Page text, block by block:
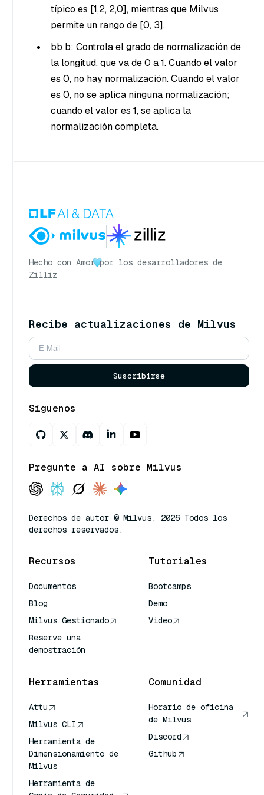
típico es [1,2, 2,0], mientras que Milvus
permite un rango de [0, 3].
bb b: Controla el grado de normalización de
la longitud, que va de 0 a 1. Cuando el valor
es 0, no hay normalización. Cuando el valor
es 0, no se aplica ninguna normalización;
cuando el valor es 1, se aplica la
normalización completa.
Hecho con Amor por los desarrolladores de
Zilliz
Recibe actualizaciones de Milvus
Suscribirse
Síguenos
Pregunte a AI sobre Milvus
Derechos de autor © Milvus. 2026 Todos los
derechos reservados.
Recursos
Documentos
Blog
Milvus Gestionado
Reserve una
demostración
Tutoriales
Bootcamps
Demo
Video
Herramientas
Attu
Milvus CLI
Herramienta de
Dimensionamiento de
Milvus
Herramienta de
Comunidad
Horario de oficina
de Milvus
Discord
Github